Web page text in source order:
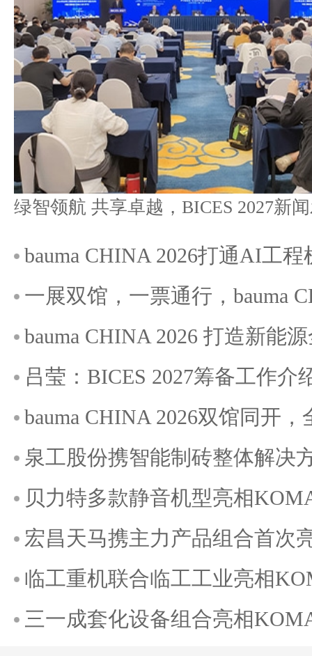
bauma CHINA 2026打通AI工
一展双馆，一票通行，bauma
bauma CHINA 2026 打造新能
吕莹：BICES 2027筹备工作介
bauma CHINA 2026双馆同开
泉工股份携智能制砖整体解决
贝力特多款静音机型亮相
宏昌天马携主力产品组合首次
临工重机联合临工工业亮相
三一成套化设备组合亮相